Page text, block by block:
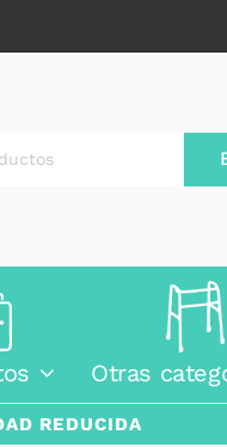
Otras
REDUCIDA